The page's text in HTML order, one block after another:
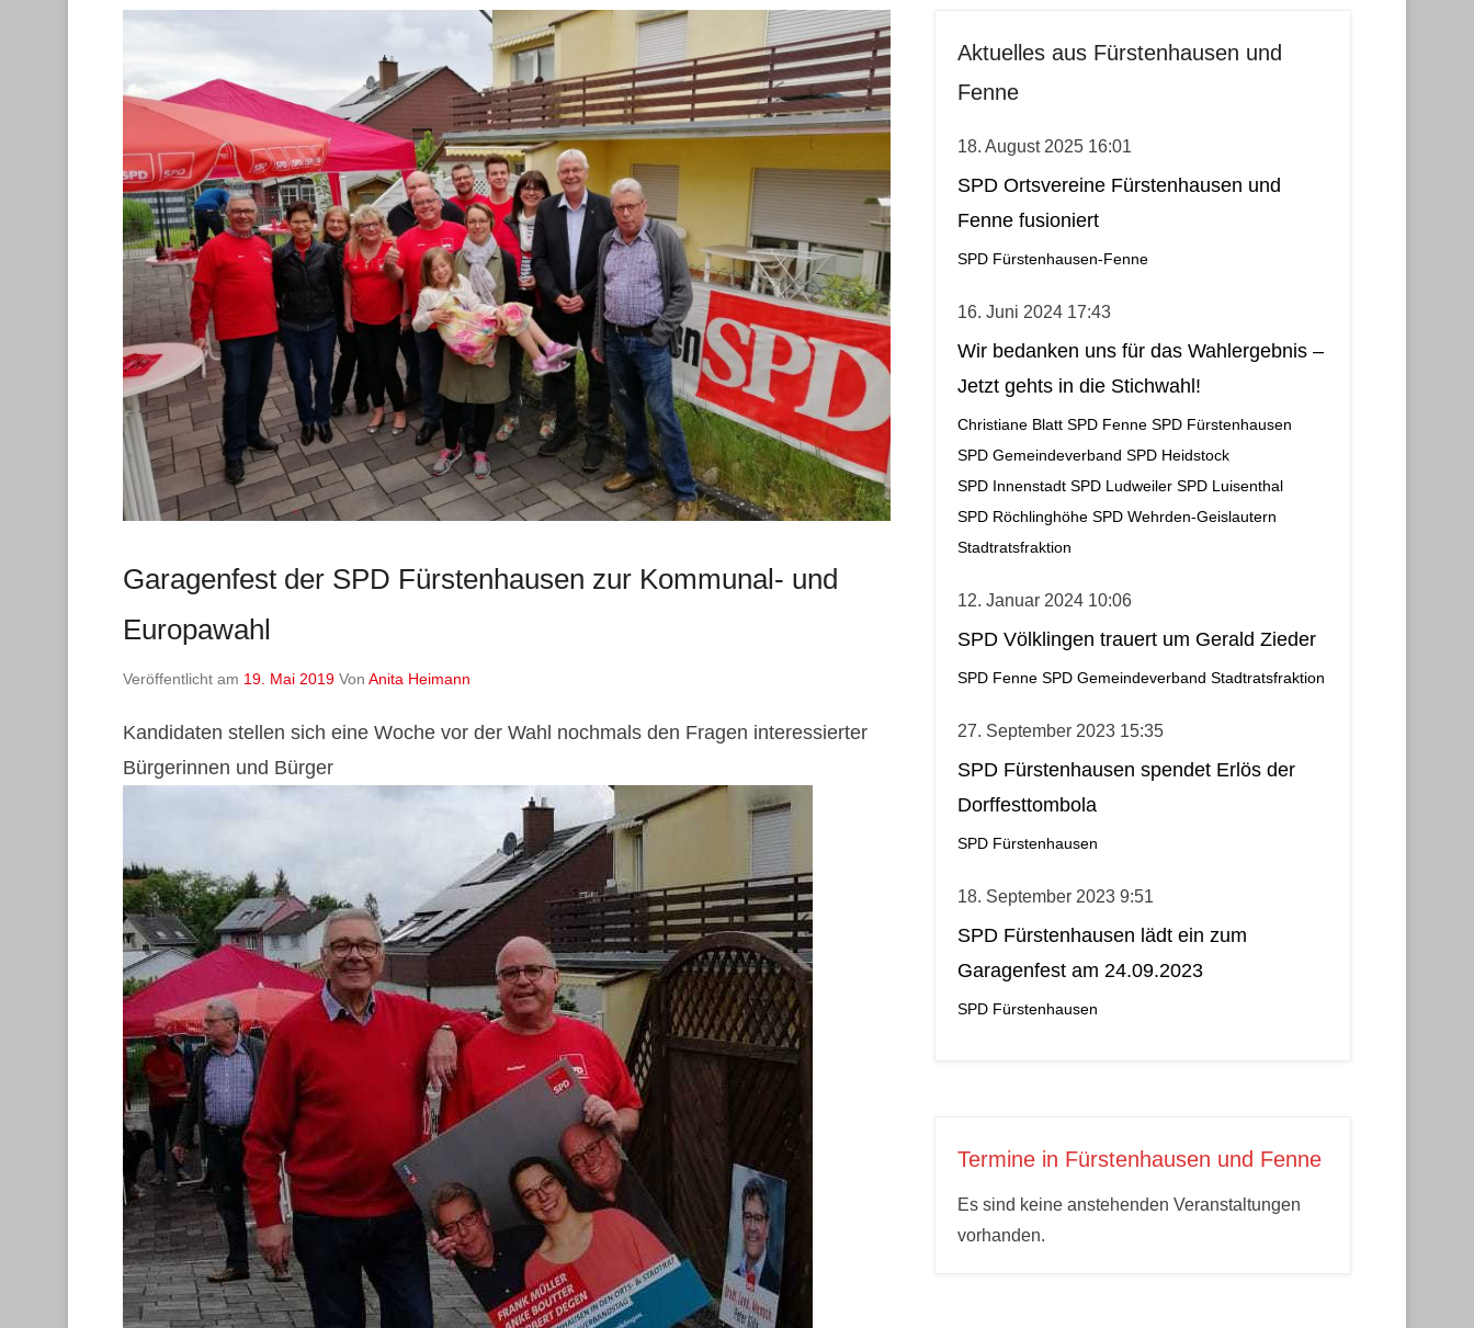
Garagenfest der SPD Fürstenhausen zur Kommunal- und
Europawahl
Veröffentlicht am 19. Mai 2019 Von Anita Heimann
Kandidaten stellen sich eine Woche vor der Wahl nochmals den Fragen interessierter
Bürgerinnen und Bürger
Aktuelles aus Fürstenhausen und
Fenne
18. August 2025 16:01
SPD Ortsvereine Fürstenhausen und
Fenne fusioniert
SPD Fürstenhausen-Fenne
16. Juni 2024 17:43
Wir bedanken uns für das Wahlergebnis –
Jetzt gehts in die Stichwahl!
Christiane Blatt SPD Fenne SPD Fürstenhausen
SPD Gemeindeverband SPD Heidstock
SPD Innenstadt SPD Ludweiler SPD Luisenthal
SPD Röchlinghöhe SPD Wehrden-Geislautern
Stadtratsfraktion
12. Januar 2024 10:06
SPD Völklingen trauert um Gerald Zieder
SPD Fenne SPD Gemeindeverband Stadtratsfraktion
27. September 2023 15:35
SPD Fürstenhausen spendet Erlös der
Dorffesttombola
SPD Fürstenhausen
18. September 2023 9:51
SPD Fürstenhausen lädt ein zum
Garagenfest am 24.09.2023
SPD Fürstenhausen
Termine in Fürstenhausen und Fenne
Es sind keine anstehenden Veranstaltungen
vorhanden.